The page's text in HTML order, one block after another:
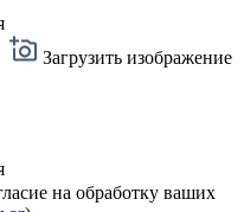
Загрузить изображение
на обработку ваших